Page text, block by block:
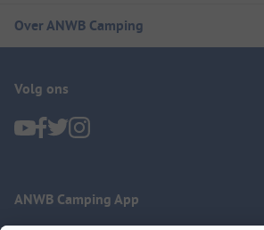
Over ANWB Camping
Volg ons
ANWB Camping App